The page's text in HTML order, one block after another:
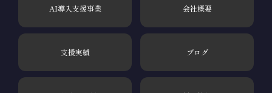
AI導入支援事業 会社概要
支援実績 ブログ